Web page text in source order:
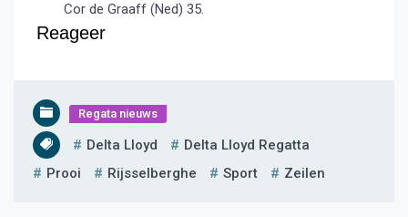
Cor de Graaff (Ned) 35.
Reageer
Regata nieuws
Delta Lloyd
Delta Lloyd Regatta
Prooi
Rijsselberghe Sport Zeilen